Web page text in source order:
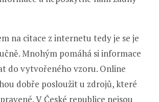
na citace z internetu tedy je se je
Mnohým pomáhá si informace
do vytvořeného vzoru. Online
dobře posloužit u zdrojů, které
V České republice nejsou